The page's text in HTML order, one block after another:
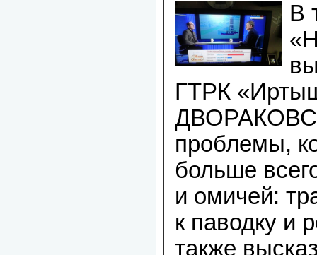
В
ГТРК
проблемы,
больше
и омичей:
к паводку и
также